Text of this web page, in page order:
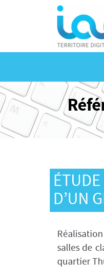
D’UN
salles de
quartier
Panneau de gestion